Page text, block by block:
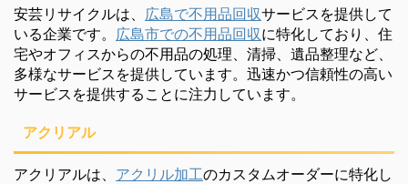
安芸リサイクルは、 広島で不用品回収サービスを提供して
いる企業です。 広島市での不用品回収に特化しており、住
宅やオフィスからの不用品の処理、清掃、遺品整理など、
多様なサービスを提供しています。迅速かつ信頼性の高い
サービスを提供することに注力しています。
アクリアル
アクリアルは、 アクリル加工のカスタムオーダーに特化し